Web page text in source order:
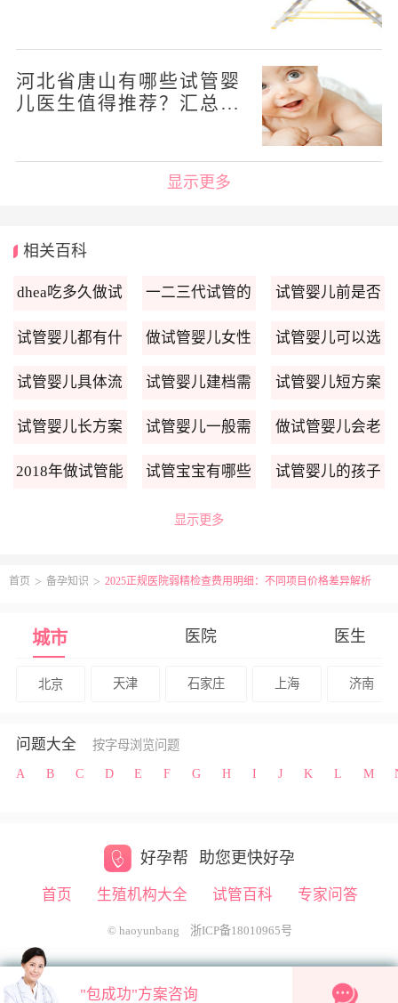
河北省唐山有哪些试管婴
儿医生值得推荐？汇总四
显示更多
相关百科
dhea吃多久做试
管婴儿
一二三代试管的
区别
试管婴儿前是否
需进行腹腔镜
试管婴儿都有什
么方案
做试管婴儿女性
需要做哪些检查
试管婴儿可以选
择性别吗
试管婴儿具体流
程步骤
试管婴儿建档需
要什么
试管婴儿短方案
流程
试管婴儿长方案
流程
试管婴儿一般需
要多久
做试管婴儿会老
得快
2018年做试管能
试管宝宝有哪些
试管婴儿的孩子
显示更多
首页 备孕知识 2025正规医院弱精检查费用明细：不同项目价格差异解析
"包成功"方案咨询
城市 医院 医生
北京 天津 石家庄 上海 济南
问题大全 按字母浏览问题
A B C D E F G H I J K L M
好孕帮 助您更快好孕
首页 生殖机构大全 试管百科 专家问答
© haoyunbang 浙ICP备18010965号
"包成功"方案咨询